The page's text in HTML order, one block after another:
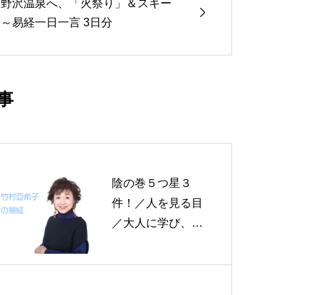
野沢温泉へ、「火祭り」＆スキー
～易経一日一言 3日分

陰の巻５つ星３
件！／人を見る目
／大人に学び、基
る／黄金の耳～帝